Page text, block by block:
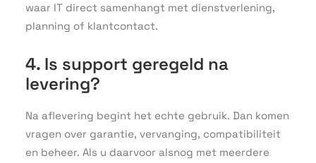
waar IT direct samenhangt met dienstverlening,
planning of klantcontact.
4. Is support geregeld na
levering?
Na aflevering begint het echte gebruik. Dan komen
vragen over garantie, vervanging, compatibiliteit
en beheer. Als u daarvoor alsnog met meerdere